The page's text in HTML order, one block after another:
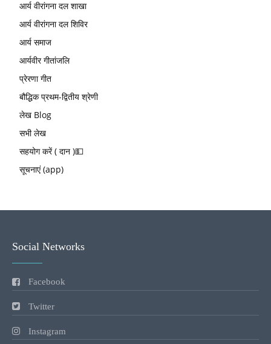
आर्य वीरांगना दल शाखा
आर्य वीरांगना दल शिविर
आर्य समाज
आर्यवीर गीतांजलि
प्रेरणा गीत
बौद्धिक प्रथम-द्वितीय श्रेणी
लेख Blog
सभी लेख
सहयोग करें ( दान )💵
सूचनाएं (app)
Social Networks
Facebook
Twitter
Instagram